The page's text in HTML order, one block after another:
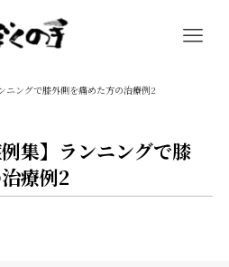
ニングで膝外側を痛めた方の治療例2
例集】ランニングで膝
療例2